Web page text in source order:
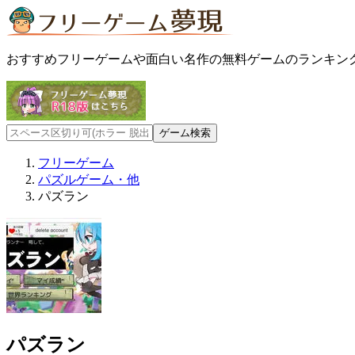
おすすめフリーゲームや面白い名作の無料ゲームのランキン
フリーゲーム
パズルゲーム・他
パズラン
パズラン